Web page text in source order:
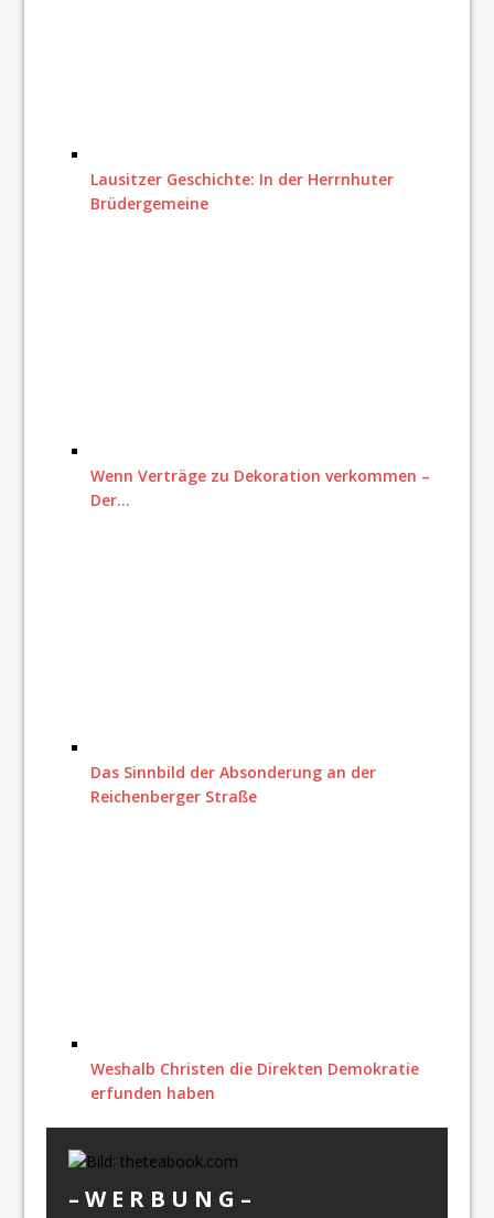
Lausitzer Geschichte: In der Herrnhuter
Brüdergemeine
Wenn Verträge zu Dekoration verkommen –
Der…
Das Sinnbild der Absonderung an der
Reichenberger Straße
Weshalb Christen die Direkten Demokratie
erfunden haben
– W Ε R Β U Ν G –